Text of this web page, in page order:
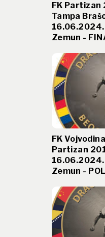
FK Partizan
Tampa
Zemun -
FK
Partizan
Zemun -